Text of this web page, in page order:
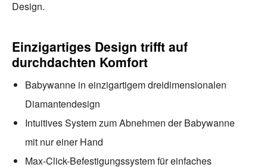
Design.
Einzigartiges Design trifft auf
durchdachten Komfort
Babywanne in einzigartigem dreidimensionalen
Diamantendesign
Intuitives System zum Abnehmen der Babywanne
mit nur einer Hand
Max-Click-Befestigungssystem für einfaches